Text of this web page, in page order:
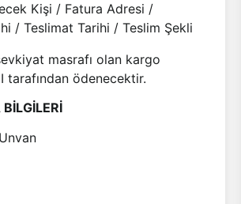
Kişi / Fatura Adresi /
/ Teslimat Tarihi / Teslim Şekli
masrafı olan kargo
tarafından ödenecektir.